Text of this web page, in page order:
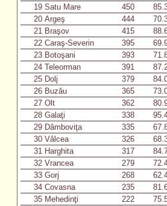
19 Satu Mare 450
20 Argeş 444
21 Braşov 415
22 Caraş-Severin 395
23 Botoşani 393
24 Teleorman 391
25 Dolj 379
26 Buzău 365
27 Olt 362
28 Galaţi 338
29 Dâmboviţa 335
30 Vâlcea 326
31 Harghita 317
32 Vrancea 279
33 Gorj 268
34 Covasna 235
35 Mehedinţi 222